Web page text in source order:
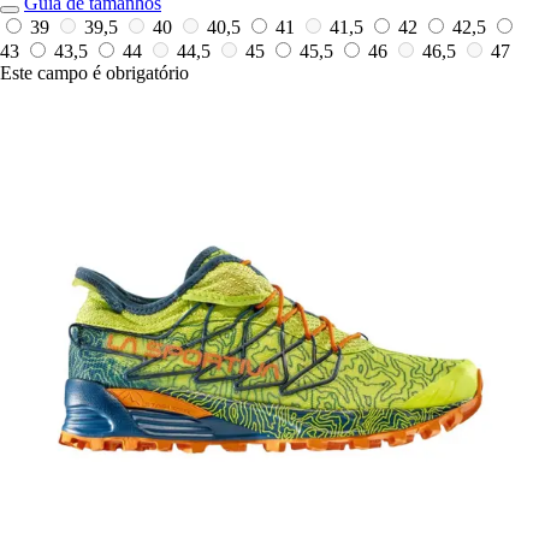
39
39,5 40 40,5 41 41,5 42
42,5
43
43,5 44 44,5 45 45,5 46 46,5
47
Este campo é obrigatório